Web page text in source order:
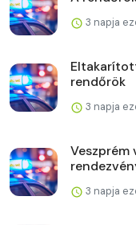
3 napja
rendőrök
3 napja
Veszprém
3 napja